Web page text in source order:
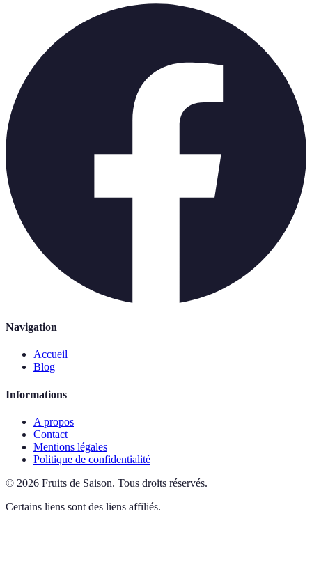
Navigation
Accueil
Blog
Informations
A propos
Contact
Mentions légales
Politique de confidentialité
© 2026 Fruits de Saison. Tous droits réservés.
Certains liens sont des liens affiliés.